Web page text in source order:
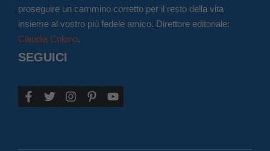
proseguire un cammino corretto per il resto della vita
insieme al vostro più fedele amico. Direttore editoriale:
Claudia Colono.
SEGUICI